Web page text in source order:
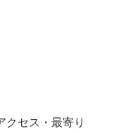
クセス・最寄り